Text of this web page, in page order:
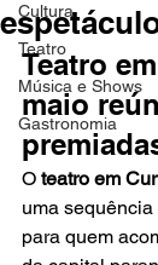
Cultura
Teatro
Música e Shows
Gastronomia
Teatro
maio
O teatro em
uma
para quem